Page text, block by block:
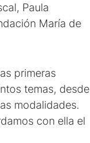
Paula
María de
primeras
temas, desde
modalidades.
con ella el